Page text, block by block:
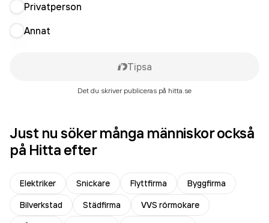
Privatperson
Annat
Tipsa
Det du skriver publiceras på hitta.se
Just nu söker många människor också
på Hitta efter
Elektriker Snickare Flyttfirma
Byggfirma
Bilverkstad
Städfirma
VVS rörmokare